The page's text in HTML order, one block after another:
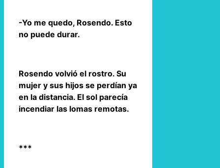
-Yo me quedo, Rosendo. Esto
no puede durar.
Rosendo volvió el rostro. Su
mujer y sus hijos se perdían ya
en la distancia. El sol parecía
incendiar las lomas remotas.
***